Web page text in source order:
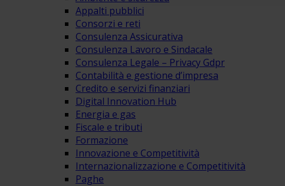
Appalti pubblici
Consorzi e reti
Consulenza Assicurativa
Consulenza Lavoro e Sindacale
Consulenza Legale – Privacy Gdpr
Contabilità e gestione d’impresa
Credito e servizi finanziari
Digital Innovation Hub
Energia e gas
Fiscale e tributi
Formazione
Innovazione e Competitività
Internazionalizzazione e Competitività
Paghe